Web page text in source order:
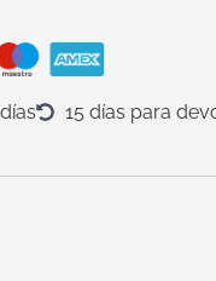
15 días para